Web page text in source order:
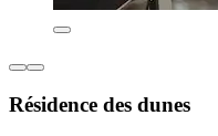
Résidence des dunes